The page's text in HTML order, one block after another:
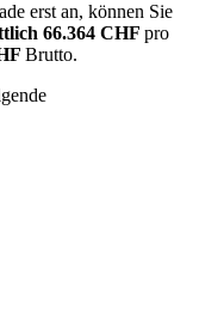
erst an, können Sie
66.364 CHF pro
Brutto.